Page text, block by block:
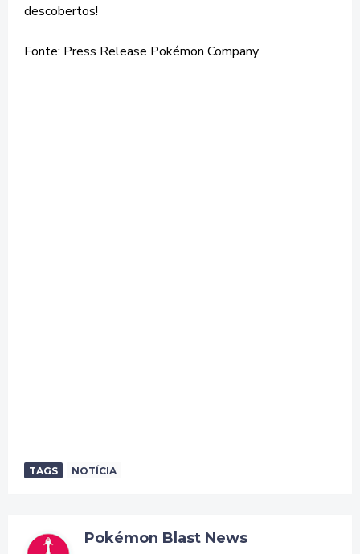
descobertos!
Fonte: Press Release Pokémon Company
TAGS NOTÍCIA
Pokémon Blast News